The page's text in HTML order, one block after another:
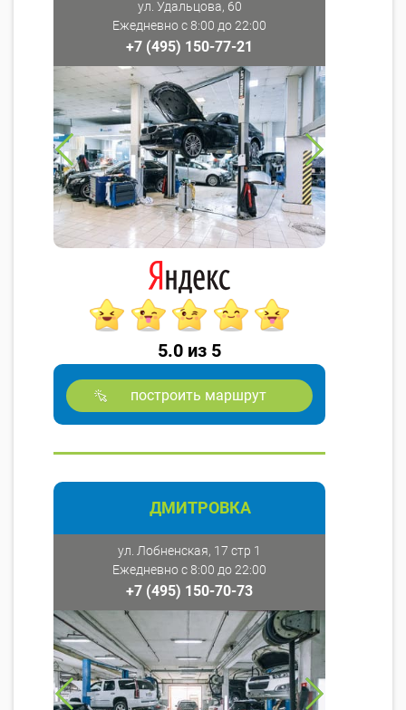
ул. Удальцова, 60
Ежедневно с 8:00 до 22:00
+7 (495) 150-77-21
5.0 из 5
построить маршрут
ДМИТРОВКА
ул. Лобненская, 17 стр 1
Ежедневно с 8:00 до 22:00
+7 (495) 150-70-73